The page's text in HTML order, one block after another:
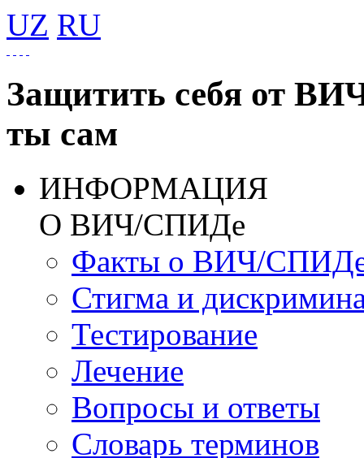
UZ RU
Защитить себя от
ты сам
ИНФОРМАЦИЯ
О ВИЧ/СПИДе
Факты о ВИЧ/
Стигма и
Тестирование
Лечение
Вопросы и ответы
Словарь терминов